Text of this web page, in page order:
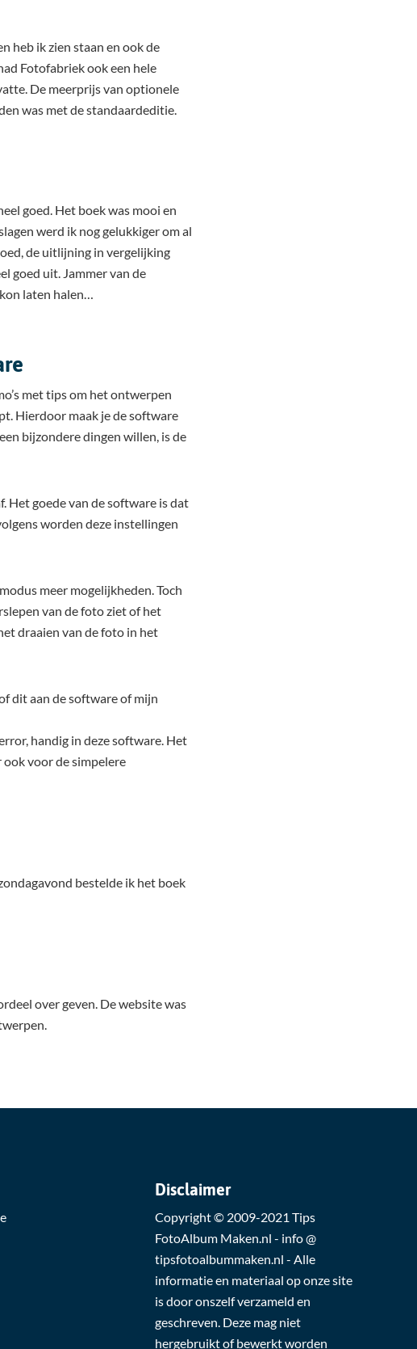
heb ik zien staan en ook de
Fotofabriek ook een hele
De meerprijs van optionele
was met de standaardeditie.
goed. Het boek was mooi en
werd ik nog gelukkiger om al
de uitlijning in vergelijking
goed uit. Jammer van de
laten halen…
met tips om het ontwerpen
Hierdoor maak je de software
bijzondere dingen willen, is de
Het goede van de software is dat
worden deze instellingen
meer mogelijkheden. Toch
van de foto ziet of het
draaien van de foto in het
dit aan de software of mijn
handig in deze software. Het
voor de simpelere
bestelde ik het boek
over geven. De website was
Disclaimer
Copyright © 2009-2021 Tips
FotoAlbum Maken.nl - info @
tipsfotoalbummaken.nl - Alle
informatie en materiaal op onze site
is door onszelf verzameld en
geschreven. Deze mag niet
hergebruikt of bewerkt worden